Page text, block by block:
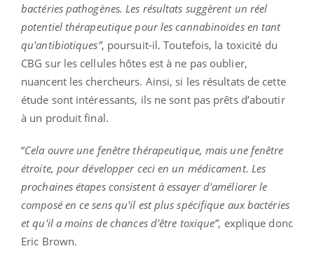
bactéries pathogènes. Les résultats suggèrent un réel
potentiel thérapeutique pour les cannabinoïdes en tant
qu'antibiotiques”, poursuit-il. Toutefois, la toxicité du
CBG sur les cellules hôtes est à ne pas oublier,
nuancent les chercheurs. Ainsi, si les résultats de cette
étude sont intéressants, ils ne sont pas prêts d’aboutir
à un produit final.
“Cela ouvre une fenêtre thérapeutique, mais une fenêtre
étroite, pour développer ceci en un médicament. Les
prochaines étapes consistent à essayer d'améliorer le
composé en ce sens qu'il est plus spécifique aux bactéries
et qu'il a moins de chances d'être toxique”, explique donc
Eric Brown.